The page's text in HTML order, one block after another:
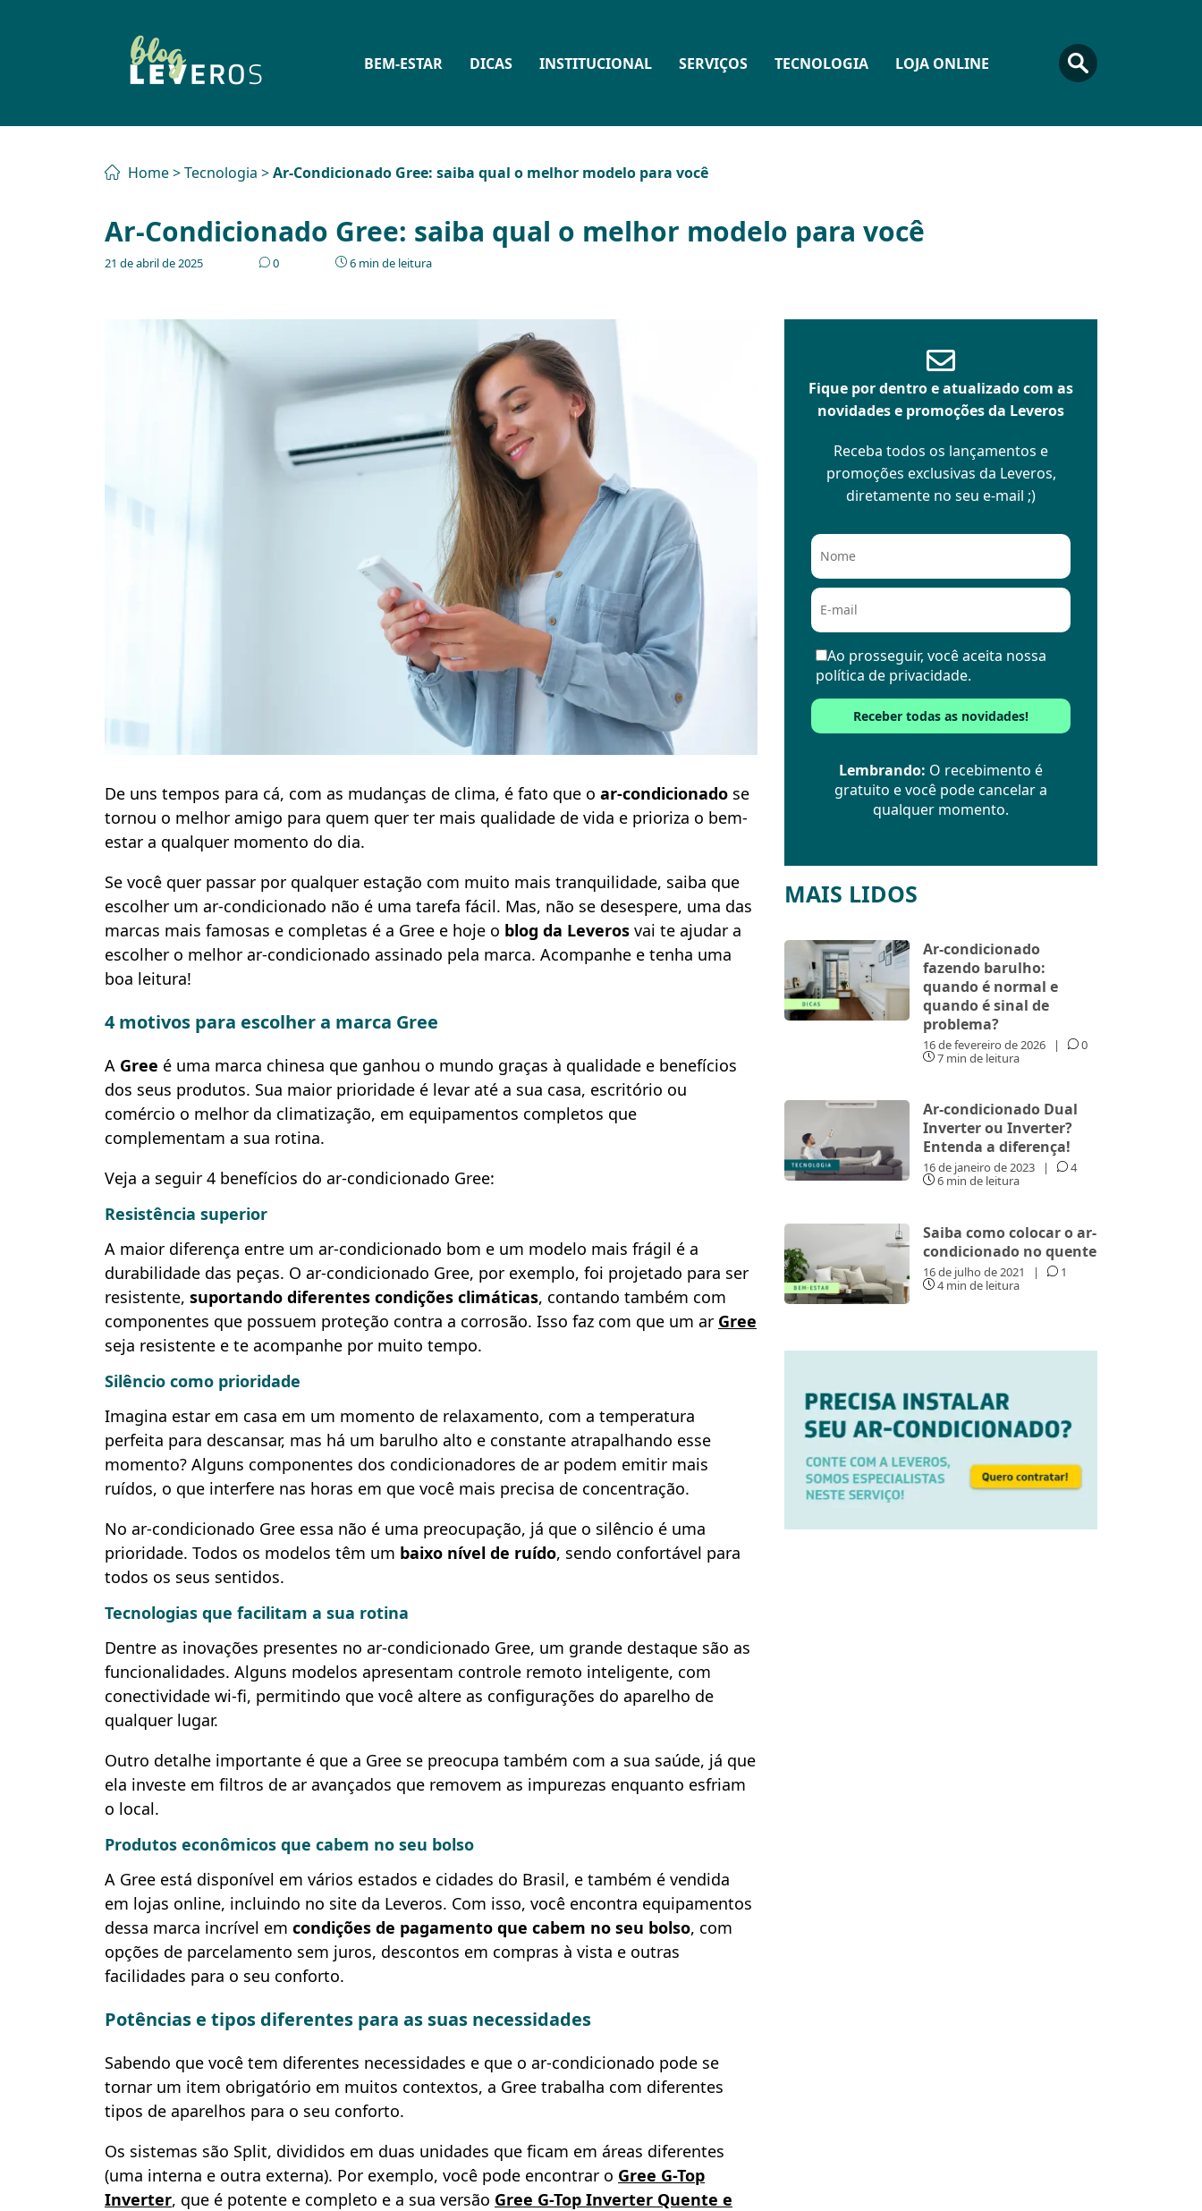
BEM-ESTAR DICAS INSTITUCIONAL SERVIÇOS TECNOLOGIA LOJA ONLINE
Home>Tecnologia >Ar-Condicionado Gree: saiba qual o melhor modelo para você
Ar-Condicionado Gree: saiba qual o melhor modelo para você
21 de abril de 2025 0 6 min de leitura
De uns tempos para cá, com as mudanças de clima, é fato que o ar-condicionado se
tornou o melhor amigo para quem quer ter mais qualidade de vida e prioriza o bem-
estar a qualquer momento do dia.
Se você quer passar por qualquer estação com muito mais tranquilidade, saiba que
escolher um ar-condicionado não é uma tarefa fácil. Mas, não se desespere, uma das
marcas mais famosas e completas é a Gree e hoje o blog da Leveros vai te ajudar a
escolher o melhor ar-condicionado assinado pela marca. Acompanhe e tenha uma
boa leitura!
4 motivos para escolher a marca Gree
A Gree é uma marca chinesa que ganhou o mundo graças à qualidade e benefícios
dos seus produtos. Sua maior prioridade é levar até a sua casa, escritório ou
comércio o melhor da climatização, em equipamentos completos que
complementam a sua rotina.
Veja a seguir 4 benefícios do ar-condicionado Gree:
Resistência superior
A maior diferença entre um ar-condicionado bom e um modelo mais frágil é a
durabilidade das peças. O ar-condicionado Gree, por exemplo, foi projetado para ser
resistente, suportando diferentes condições climáticas, contando também com
componentes que possuem proteção contra a corrosão. Isso faz com que um ar Gree
seja resistente e te acompanhe por muito tempo.
Silêncio como prioridade
Imagina estar em casa em um momento de relaxamento, com a temperatura
perfeita para descansar, mas há um barulho alto e constante atrapalhando esse
momento? Alguns componentes dos condicionadores de ar podem emitir mais
ruídos, o que interfere nas horas em que você mais precisa de concentração.
No ar-condicionado Gree essa não é uma preocupação, já que o silêncio é uma
prioridade. Todos os modelos têm um baixo nível de ruído, sendo confortável para
todos os seus sentidos.
Tecnologias que facilitam a sua rotina
Dentre as inovações presentes no ar-condicionado Gree, um grande destaque são as
funcionalidades. Alguns modelos apresentam controle remoto inteligente, com
conectividade wi-fi, permitindo que você altere as configurações do aparelho de
qualquer lugar.
Outro detalhe importante é que a Gree se preocupa também com a sua saúde, já que
ela investe em filtros de ar avançados que removem as impurezas enquanto esfriam
o local.
Produtos econômicos que cabem no seu bolso
A Gree está disponível em vários estados e cidades do Brasil, e também é vendida
em lojas online, incluindo no site da Leveros. Com isso, você encontra equipamentos
dessa marca incrível em condições de pagamento que cabem no seu bolso, com
opções de parcelamento sem juros, descontos em compras à vista e outras
facilidades para o seu conforto.
Potências e tipos diferentes para as suas necessidades
Sabendo que você tem diferentes necessidades e que o ar-condicionado pode se
tornar um item obrigatório em muitos contextos, a Gree trabalha com diferentes
tipos de aparelhos para o seu conforto.
Os sistemas são Split, divididos em duas unidades que ficam em áreas diferentes
(uma interna e outra externa). Por exemplo, você pode encontrar o Gree G-Top
Inverter, que é potente e completo e a sua versão Gree G-Top Inverter Quente e
Fique por dentro e atualizado com as
novidades e promoções da Leveros
Receba todos os lançamentos e
promoções exclusivas da Leveros,
diretamente no seu e-mail ;)
Ao prosseguir, você aceita nossa
política de privacidade.
Lembrando: O recebimento é
gratuito e você pode cancelar a
qualquer momento.
MAIS LIDOS
Ar-condicionado
fazendo barulho:
quando é normal e
quando é sinal de
problema?
16 de fevereiro de 2026 |
0
7 min de leitura
Ar-condicionado Dual
Inverter ou Inverter?
Entenda a diferença!
16 de janeiro de 2023 |
4
6 min de leitura
Saiba como colocar o ar-
condicionado no quente
16 de julho de 2021 |
1
4 min de leitura